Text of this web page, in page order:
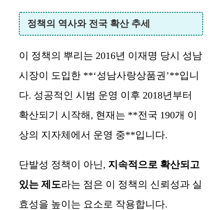
정책의 역사와 전국 확산 추세
이 정책의 뿌리는 2016년 이재명 당시 성남
시장이 도입한 **‘성남사랑상품권’**입니
다. 성공적인 시범 운영 이후 2018년부터
확산되기 시작해, 현재는 **전국 190개 이
상의 지자체에서 운영 중**입니다.
단발성 정책이 아닌, 지속적으로 확산되고
있는 제도라는 점은 이 정책의 신뢰성과 실
효성을 높이는 요소로 작용합니다.